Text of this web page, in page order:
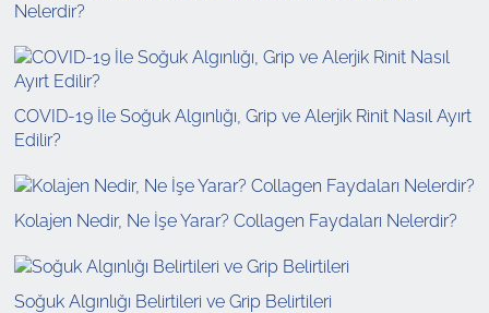
Nelerdir?
COVID-19 İle Soğuk Algınlığı, Grip ve Alerjik Rinit Nasıl Ayırt
Edilir?
Kolajen Nedir, Ne İşe Yarar? Collagen Faydaları Nelerdir?
Soğuk Algınlığı Belirtileri ve Grip Belirtileri